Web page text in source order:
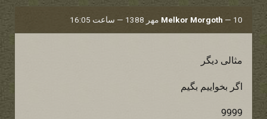
Melkor Morgoth — 10 مهر 1388 — ساعت 16:05
مثالی دیگر
اگر بخواییم بگیم
9999